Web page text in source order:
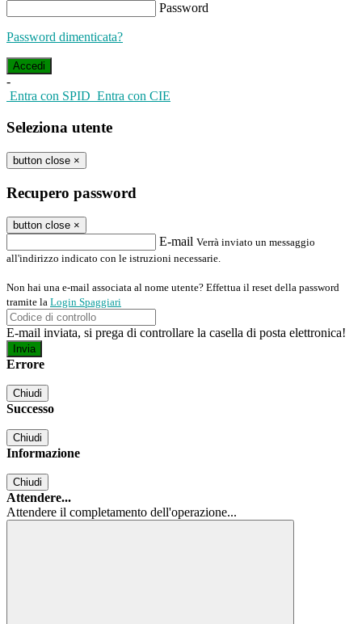
Password
Password dimenticata?
-
Entra con SPID Entra con CIE
Seleziona utente
button close ×
Recupero password
button close ×
E-mail Verrà inviato un messaggio
all'indirizzo indicato con le istruzioni necessarie.
Non hai una e-mail associata al nome utente? Effettua il reset della password
tramite la Login Spaggiari
E-mail inviata, si prega di controllare la casella di posta elettronica!
Errore
Chiudi
Successo
Chiudi
Informazione
Chiudi
Attendere...
Attendere il completamento dell'operazione...